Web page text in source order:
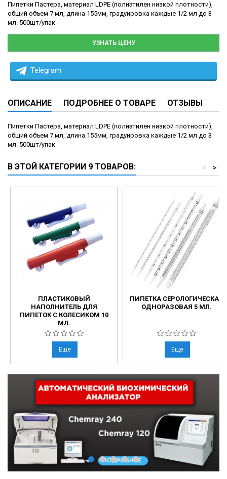
Пипетки Пастера, материал LDPE (полиэтилен низкой плотности),
общий объем 7 мл, длина 155мм, градуировка каждые 1/2 мл до 3
мл. 500шт/упак
УЗНАТЬ ЦЕНУ
Telegram
ОПИСАНИЕ ПОДРОБНЕЕ О ТОВАРЕ ОТЗЫВЫ
Пипетки Пастера, материал LDPE (полиэтилен низкой плотности),
общий объем 7 мл, длина 155мм, градуировка каждые 1/2 мл до 3
мл. 500шт/упак
В ЭТОЙ КАТЕГОРИИ 9 ТОВАРОВ: >
<
ПЛАСТИКОВЫЙ
НАПОЛНИТЕЛЬ ДЛЯ
ПИПЕТОК С КОЛЕСИКОМ 10
МЛ.
Еще
ПИПЕТКА СЕРОЛОГИЧЕСКАЯ
ОДНОРАЗОВАЯ 5 МЛ.
Еще